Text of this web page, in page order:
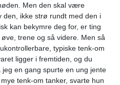
Men den skal være
den, ikke strø rundt med den i
kan bekymre deg for, er ting
trene og så videre. Men så
typiske tenk-om
ligger i fremtiden, og du
en gang spurte en ung jente
tenk-om tanker, svarte hun